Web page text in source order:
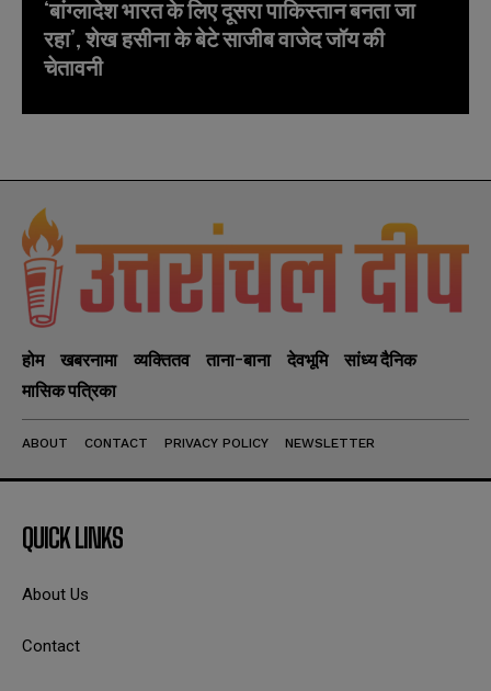
‘बांग्लादेश भारत के लिए दूसरा पाकिस्तान बनता जा
रहा’, शेख हसीना के बेटे साजीब वाजेद जॉय की
चेतावनी
होम खबरनामा व्यक्तितव ताना-बाना देवभूमि
सांध्य दैनिक
मासिक पत्रिका
ABOUT CONTACT PRIVACY POLICY NEWSLETTER
QUICK LINKS
About Us
Contact